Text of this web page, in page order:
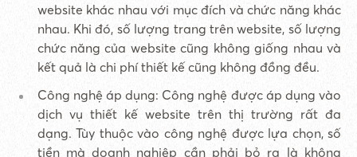
website khác nhau với mục đích và chức năng khác
nhau. Khi đó, số lượng trang trên website, số lượng
chức năng của website cũng không giống nhau và
kết quả là chi phí thiết kế cũng không đồng đều.
Công nghệ áp dụng: Công nghệ được áp dụng vào
dịch vụ thiết kế website trên thị trường rất đa
dạng. Tùy thuộc vào công nghệ được lựa chọn, số
tiền mà doanh nghiệp cần phải bỏ ra là không